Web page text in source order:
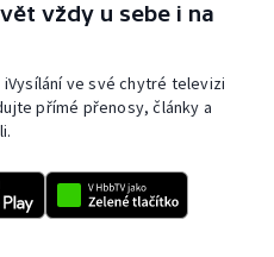
vždy u sebe i na
iVysílání ve své chytré televizi
přímé přenosy, články a